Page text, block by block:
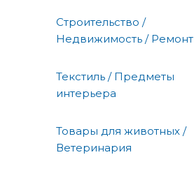
Строительство /
Недвижимость / Ремонт
Текстиль / Предметы
интерьера
Товары для животных /
Ветеринария